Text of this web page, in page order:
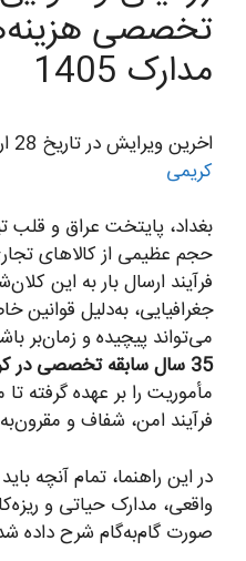
تخصصی
مدارک 1405
اخرین ویرایش در تاریخ 28 اردیبهشت, 1405 توسط
کریمی
بغداد، پایتخت عراق و قلب
حجم عظیمی از کالاهای
فرآیند ارسال بار به این
جغرافیایی، به‌دلیل
می‌تواند پیچیده و زمان‌بر
35 سال سابقه تخصصی در کریدور ایران-عراق
مأموریت را بر عهده گرفته
فرآیند امن، شفاف و
در این راهنما، تمام آنچه
واقعی، مدارک حیاتی و
صورت گام‌به‌گام شرح داده